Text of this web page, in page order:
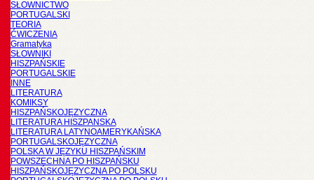
SŁOWNICTWO
PORTUGALSKI
TEORIA
ĆWICZENIA
Gramatyka
SŁOWNIKI
HISZPAŃSKIE
PORTUGALSKIE
INNE
LITERATURA
KOMIKSY
HISZPAŃSKOJĘZYCZNA
LITERATURA HISZPANSKA
LITERATURA LATYNOAMERYKAŃSKA
PORTUGALSKOJĘZYCZNA
POLSKA W JĘZYKU HISZPAŃSKIM
POWSZECHNA PO HISZPAŃSKU
HISZPAŃSKOJĘZYCZNA PO POLSKU